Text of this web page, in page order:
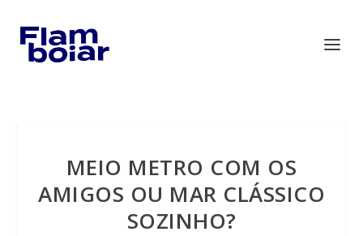
MEIO METRO COM OS
AMIGOS OU MAR CLÁSSICO
SOZINHO?